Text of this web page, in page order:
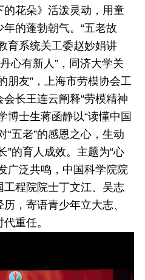
花朵》活泼灵动，用童
的蓬勃朝气。“五老故
育系统关工委赵妙娟讲
心有新人”，同济大学关
朋友”，上海市劳模协会工
长王连云阐释“劳模精神
博士生蒋函静以“读懂中国
“五老”的感恩之心，生动
”的育人成效。主题为“心
广泛共鸣，中国科学院院
程院院士丁文江、吴志
，寄语青少年立大志、
重任。